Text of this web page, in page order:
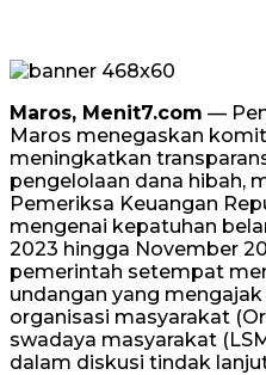
Maros, Menit7.com —
Maros menegaskan
meningkatkan
pengelolaan dana hibah,
Pemeriksa Keuangan
mengenai kepatuhan
2023 hingga November
pemerintah setempat
undangan yang
organisasi masyarakat
swadaya masyarakat
dalam diskusi tindak